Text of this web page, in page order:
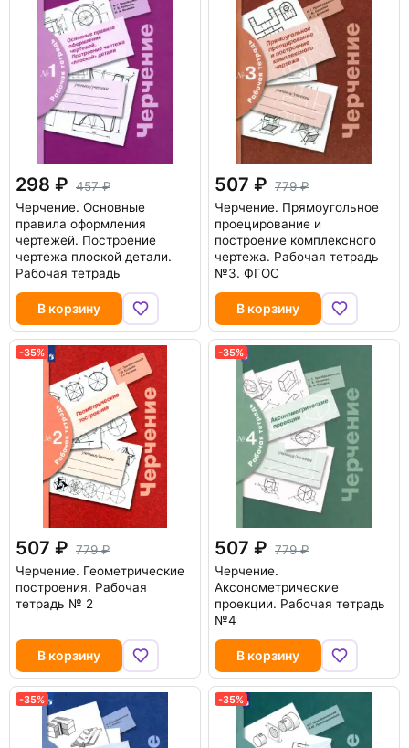
298
457
Черчение. Основные
правила оформления
чертежей. Построение
чертежа плоской детали.
Рабочая тетрадь
В корзину
507
779
Черчение. Прямоугольное
проецирование и
построение комплексного
чертежа. Рабочая тетрадь
№3. ФГОС
В корзину
-35%
507
779
Черчение. Геометрические
построения. Рабочая
тетрадь № 2
В корзину
-35%
507
779
Черчение.
Аксонометрические
проекции. Рабочая тетрадь
№4
В корзину
-35% -35%